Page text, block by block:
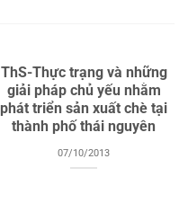
ThS-Thực trạng và những
giải pháp chủ yếu nhằm
phát triển sản xuất chè tại
thành phố thái nguyên
07/10/2013